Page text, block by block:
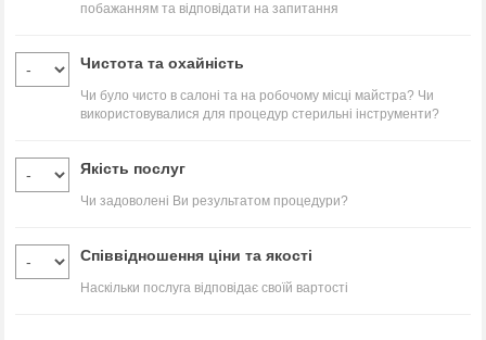
побажанням та відповідати на запитання
Чистота та охайність
Чи було чисто в салоні та на робочому місці майстра? Чи
використовувалися для процедур стерильні інструменти?
Якість послуг
Чи задоволені Ви результатом процедури?
Співвідношення ціни та якості
Наскільки послуга відповідає своїй вартості